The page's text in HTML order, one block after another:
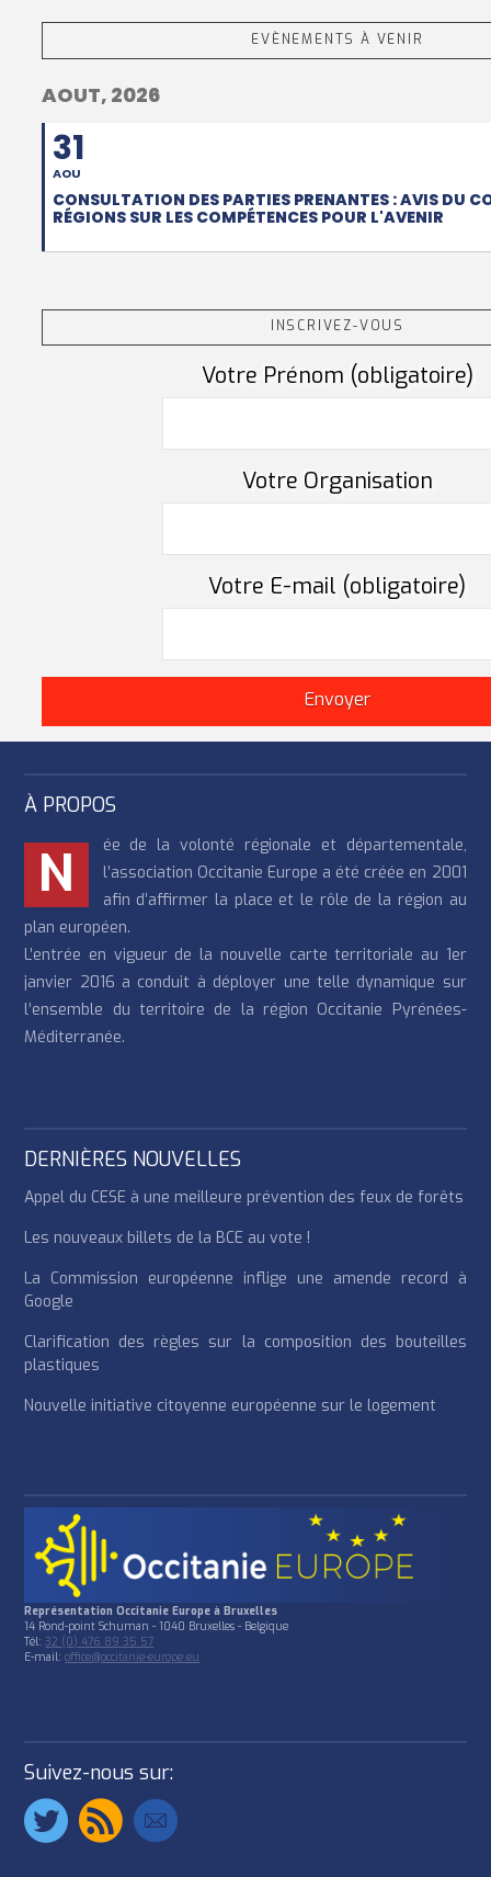
EVÈNEMENTS À VENIR
AOUT, 2026
31
AOU
CONSULTATION DES PARTIES PRENANTES : AVIS DU
RÉGIONS SUR LES COMPÉTENCES POUR L'AVENIR
INSCRIVEZ-VOUS
Votre Prénom (obligatoire)
Votre Organisation
Votre E-mail (obligatoire)
À PROPOS
N
ée de la volonté régionale et départementale,
l’association Occitanie Europe a été créée en 2001
afin d’affirmer la place et le rôle de la région au
plan européen.
L’entrée en vigueur de la nouvelle carte territoriale au 1er
janvier 2016 a conduit à déployer une telle dynamique sur
l’ensemble du territoire de la région Occitanie Pyrénées-
Méditerranée.
DERNIÈRES NOUVELLES
Appel du CESE à une meilleure prévention des feux de forêts
Les nouveaux billets de la BCE au vote !
La Commission européenne inflige une amende record à
Google
Clarification des règles sur la composition des bouteilles
plastiques
Nouvelle initiative citoyenne européenne sur le logement
Représentation Occitanie Europe à Bruxelles
14 Rond-point Schuman - 1040 Bruxelles - Belgique
Tél:32 (0) 476 89 35 57
E-mail:office@occitanie-europe.eu
Suivez-nous sur: